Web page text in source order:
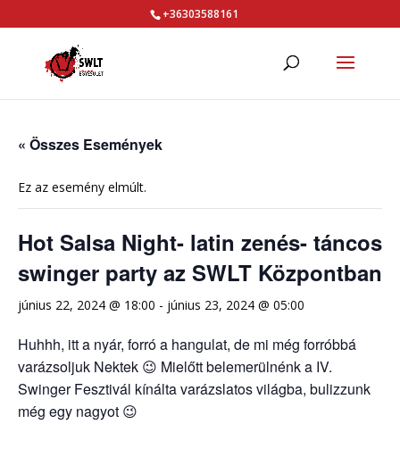
+36303588161
« Összes Események
Ez az esemény elmúlt.
Hot Salsa Night- latin zenés- táncos
swinger party az SWLT Központban
június 22, 2024 @ 18:00 - június 23, 2024 @ 05:00
Huhhh, itt a nyár, forró a hangulat, de mi még forróbbá
varázsoljuk Nektek 😉 Mielőtt belemerülnénk a IV.
Swinger Fesztivál kínálta varázslatos világba, bulizzunk
még egy nagyot 😉